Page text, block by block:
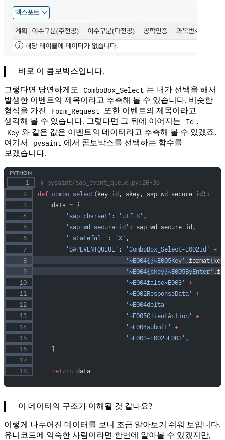
바로 이 콤보박스입니다.
그렇다면 당연하게도 ComboBox_Select 는 내가 선택을 해서
발생한 이벤트의 제목이라고 추측해 볼 수 있습니다. 비슷한
형식을 가진
Form_Request
또한 이벤트의 제목이라고
생각해 볼 수 있습니다. 그렇다면 그 뒤에 이어지는
Id ,
Key 와 같은 값은 이벤트의 데이터라고 추측해 볼 수 있겠죠.
여기서
pysaint 에서 콤보박스를 선택하는 함수를
보겠습니다.
# pysaint/sap_event_queue.py:20-36
def combo_select(key_id, skey, sap_wd_secure_id):
    data
= {
        'sap-charset'
: 'utf-8' ,
        'sap-wd-secure-id'
: sap_wd_secure_id,
        '_stateful_'
: 'X' ,
        'SAPEVENTQUEUE'
: 'ComboBox_Select~E002Id' +
                         '~E004
{}~E005Key'
                         '~E004
{skey}~E005ByEnter'
                         '~E004false~E003'
+
                         '~E002ResponseData'
+
                         '~E004delta'
+
                         '~E005ClientAction'
+
                         '~E004submit'
+
                         '~E003~E002~E003'
,
    }
    return
data
이 데이터의 구조가 이해될 것 같나요?
이렇게 나누어진 데이터를 보니 조금 알아보기 쉬워 보입니다.
유니코드에 익숙한 사람이라면 한번에 알아볼 수 있겠지만,